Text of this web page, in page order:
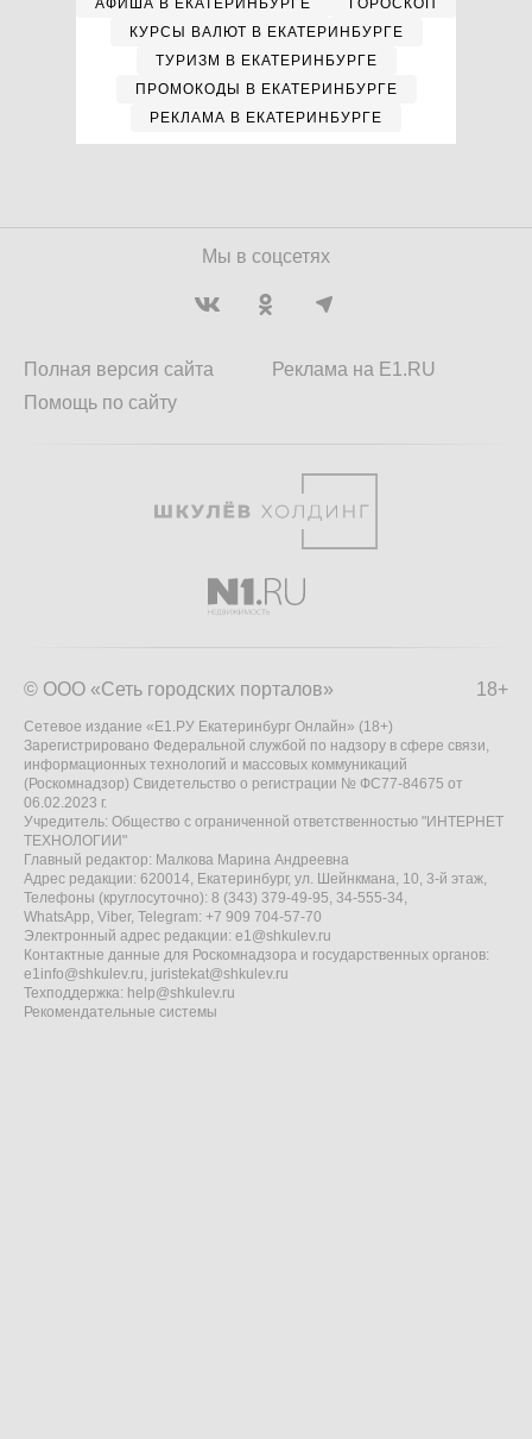
АФИША В ЕКАТЕРИНБУРГЕ
ГОРОСКОП
КУРСЫ ВАЛЮТ В ЕКАТЕРИНБУРГЕ
ТУРИЗМ В ЕКАТЕРИНБУРГЕ
ПРОМОКОДЫ В ЕКАТЕРИНБУРГЕ
РЕКЛАМА В ЕКАТЕРИНБУРГЕ
Мы в соцсетях
Полная версия сайта
Помощь по сайту
Реклама на E1.RU
18+
© ООО «Сеть городских порталов»
Сетевое издание «Е1.РУ Екатеринбург Онлайн» (18+)
Зарегистрировано Федеральной службой по надзору в сфере связи,
информационных технологий и массовых коммуникаций
(Роскомнадзор) Свидетельство о регистрации № ФС77-84675 от
06.02.2023 г.
Учредитель: Общество с ограниченной ответственностью "ИНТЕРНЕТ
ТЕХНОЛОГИИ"
Главный редактор: Малкова Марина Андреевна
Адрес редакции: 620014, Екатеринбург, ул. Шейнкмана, 10, 3-й этаж,
Телефоны (круглосуточно): 8 (343) 379-49-95, 34-555-34,
WhatsApp, Viber, Telegram: +7 909 704-57-70
Электронный адрес редакции: e1@shkulev.ru
Контактные данные для Роскомнадзора и государственных органов:
e1info@shkulev.ru, juristekat@shkulev.ru
Техподдержка: help@shkulev.ru
Рекомендательные системы